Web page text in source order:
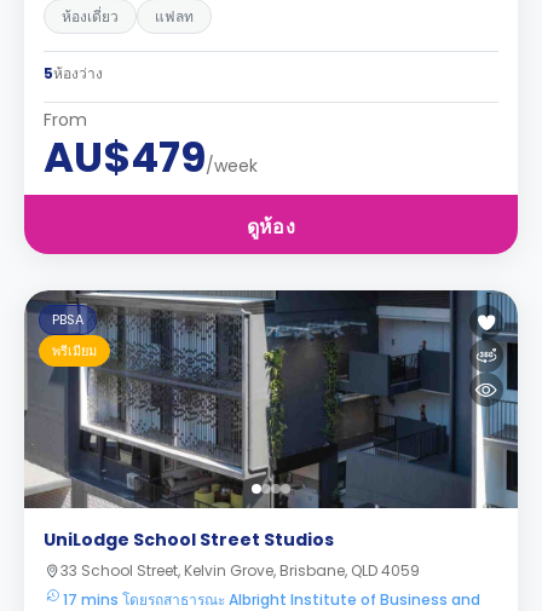
ห้องเดี่ยว แฟลท
5ห้องว่าง
From
AU$479/week
ดูห้อง
PBSA
พรีเมียม
UniLodge School Street Studios
33 School Street, Kelvin Grove, Brisbane, QLD 4059
17 mins โดยรถสาธารณะ Albright Institute of Business and